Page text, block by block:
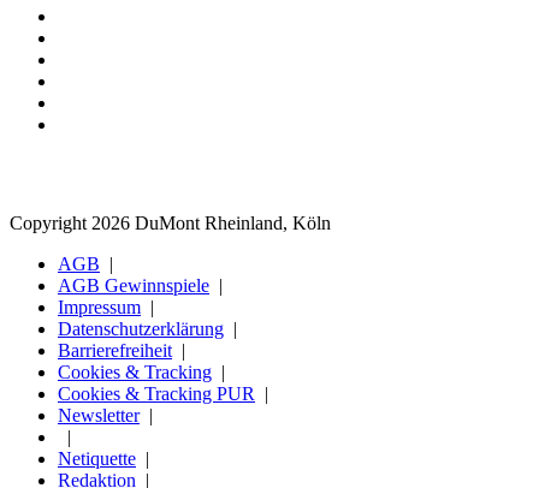
Copyright 2026 DuMont Rheinland, Köln
AGB
AGB Gewinnspiele
Impressum
Datenschutzerklärung
Barrierefreiheit
Cookies & Tracking
Cookies & Tracking PUR
Newsletter
Netiquette
Redaktion